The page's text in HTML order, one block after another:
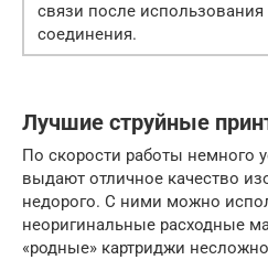
связи после
соединения.
Лучшие струйные
По скорости работы немного
выдают отличное качество
недорого. С ними можно
неоригинальные расходные
«родные» картриджи